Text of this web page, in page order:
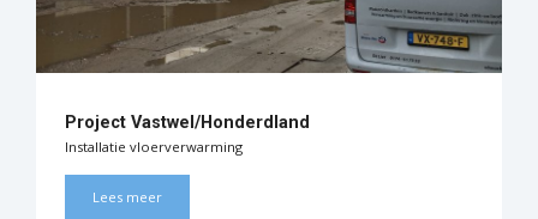
Project Vastwel/Honderdland
Installatie vloerverwarming
Lees meer